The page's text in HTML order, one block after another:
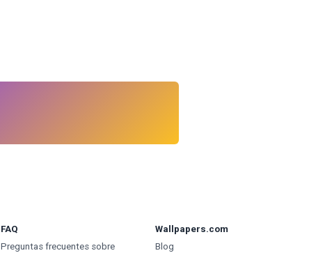
FAQ
Preguntas frecuentes sobre
Wallpapers.com
Blog